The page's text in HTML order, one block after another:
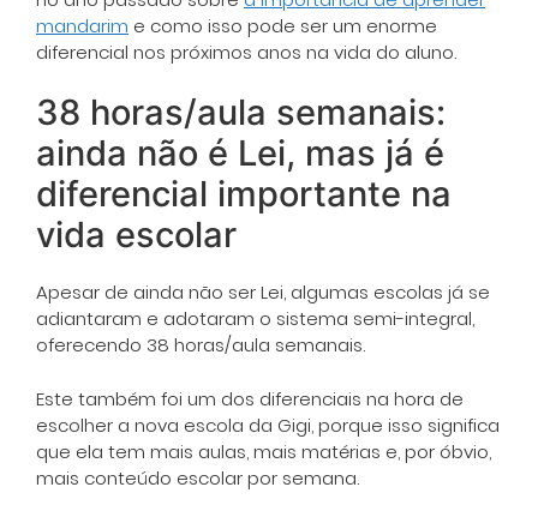
mandarim e como isso pode ser um enorme
diferencial nos próximos anos na vida do aluno.
38 horas/aula semanais:
ainda não é Lei, mas já é
diferencial importante na
vida escolar
Apesar de ainda não ser Lei, algumas escolas já se
adiantaram e adotaram o sistema semi-integral,
oferecendo 38 horas/aula semanais.
Este também foi um dos diferenciais na hora de
escolher a nova escola da Gigi, porque isso significa
que ela tem mais aulas, mais matérias e, por óbvio,
mais conteúdo escolar por semana.